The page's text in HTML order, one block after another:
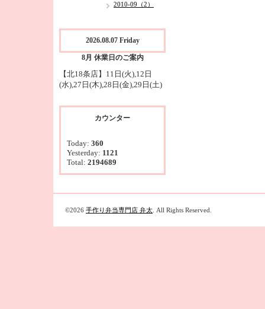
2010-09（2）
2026.08.07 Friday
8月 休業日のご案内
【北18条店】11日(火),12日
(水),27日(木),28日(金),29日(土)
カウンター
Today: 360
Yesterday: 1121
Total: 2194689
©2026 手作り弁当専門店 弁太 . All Rights Reserved.